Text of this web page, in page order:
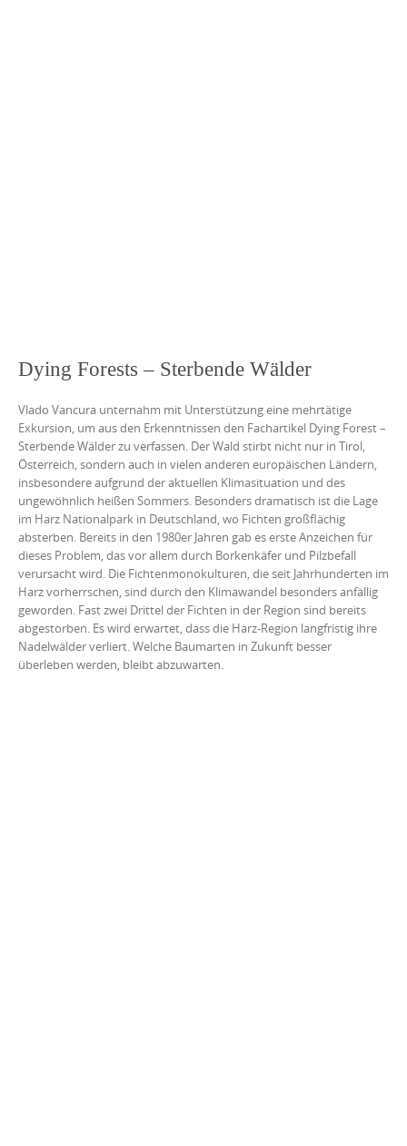
Dying Forests – Sterbende Wälder
Vlado Vancura unternahm mit Unterstützung eine mehrtätige
Exkursion, um aus den Erkenntnissen den Fachartikel Dying Forest –
Sterbende Wälder zu verfassen. Der Wald stirbt nicht nur in Tirol,
Österreich, sondern auch in vielen anderen europäischen Ländern,
insbesondere aufgrund der aktuellen Klimasituation und des
ungewöhnlich heißen Sommers. Besonders dramatisch ist die Lage
im Harz Nationalpark in Deutschland, wo Fichten großflächig
absterben. Bereits in den 1980er Jahren gab es erste Anzeichen für
dieses Problem, das vor allem durch Borkenkäfer und Pilzbefall
verursacht wird. Die Fichtenmonokulturen, die seit Jahrhunderten im
Harz vorherrschen, sind durch den Klimawandel besonders anfällig
geworden. Fast zwei Drittel der Fichten in der Region sind bereits
abgestorben. Es wird erwartet, dass die Harz-Region langfristig ihre
Nadelwälder verliert. Welche Baumarten in Zukunft besser
überleben werden, bleibt abzuwarten.